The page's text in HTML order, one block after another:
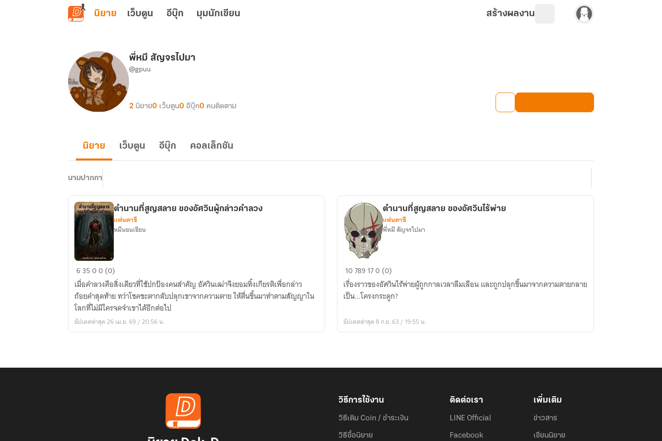
ข้ามไปยังเนื้อหาหลัก
นิยาย เว็บตูน อีบุ๊ก มุมนักเขียน สร้างผลงาน
พี่หมี สัญจรไปมา
@gpuu
2 นิยาย0 เว็บตูน0 อีบุ๊ก0 คนติดตาม
นิยาย เว็บตูน อีบุ๊ก คอลเล็กชัน
นามปากกา
ตำนาน
ที่
สูญ
สลาย
ของ
อัศวิน
ตำนานที่สูญสลาย ของอัศวินผู้กล่าวคำลวง
แฟนตาซี
หมีนอนเขียน
63500 (0)
เมื่อคำลวงคือสิ่งเดียวที่ใช้ปกป้องคนสำคัญ อัศวินเฒ่าจึงยอมทิ้งเกียรติเพื่อกล่าว
ถ้อยคำสุดท้าย ทว่าโชคชะตากลับปลุกเขาจากความตาย ให้ตื่นขึ้นมาทำตามสัญญาใน
โลกที่ไม่มีใครจดจำเขาได้อีกต่อไป
อัปเดตล่าสุด 26 เม.ย. 69 / 20:56 น.
ตำนาน
ที่
สูญ
สลาย
อัศวิน
ตำนานที่สูญสลาย ของอัศวินไร้พ่าย
แฟนตาซี
พี่หมี สัญจรไปมา
10789 170 (0)
เรื่องราวของอัศวินไร้พ่ายผู้ถูกกาลเวลาลืมเลือน และถูกปลุกขึ้นมาจากความตายกลาย
เป็น...โครงกระดูก?
อัปเดตล่าสุด 8 ก.ย. 63 / 19:55 น.
วิธีการใช้งาน
วิธีเติม Coin / ชำระเงิน
วิธีซื้อนิยาย
ติดต่อเรา
LINE Official
Facebook
เพิ่มเติม
ข่าวสาร
เขียนนิยาย